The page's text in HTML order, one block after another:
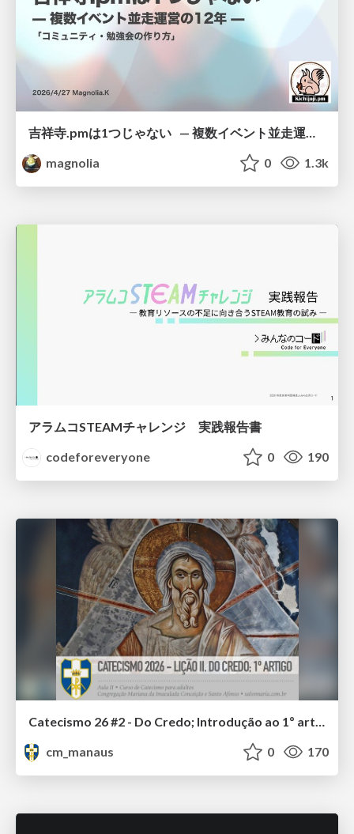
吉祥寺.pmは1つじゃない — 複数イベント並走運営の12年 —
magnolia
0 1.3k
アラムコSTEAMチャレンジ 実践報告書
codeforeveryone
0 190
cm_manaus
0 170